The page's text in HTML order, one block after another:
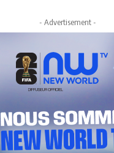
- Advertisement -